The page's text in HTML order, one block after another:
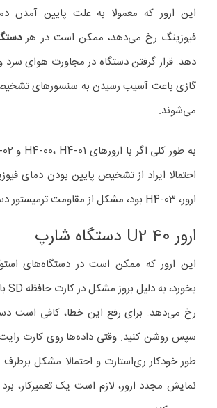
این ارور که معمولا به علت پایین آمدن
فیوزینگ رخ می‌دهد، ممکن است در هر
دهد. قرار گرفتن دستگاه در مجاورت هوای سرد
گازی باعث آسیب رسیدن به سنسورهای
می‌شوند.
احتمالا ایراد از تشخیص پایین بودن دمای
ارور، H4-03 بود، مشکل از مقاومت ترمیستور دستگاه است.
ارور U2 40 دستگاه شارپ
این ارور که ممکن است در دستگاه‌های
رخ می‌دهد. برای رفع این خطا، کافی است
سپس روشن کنید. وقتی داده‌ها روی کارت
طور خودکار ری‌استارت و احتمالا مشکل